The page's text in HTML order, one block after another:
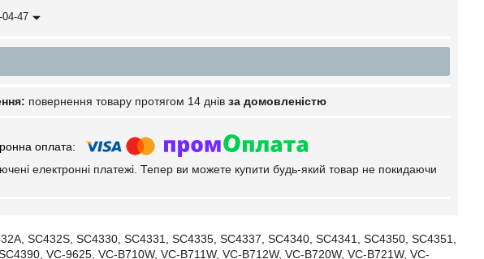
47
повернення товару протягом 14 днів за домовленістю
електронні платежі. Тепер ви можете купити будь-який товар не покидаючи
SC432S, SC4330, SC4331, SC4335, SC4337, SC4340, SC4341, SC4350, SC4351,
VC-9625, VC-B710W, VC-B711W, VC-B712W, VC-B720W, VC-B721W, VC-